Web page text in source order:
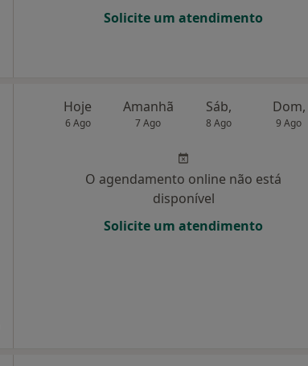
Solicite um atendimento
Hoje
6 Ago
Amanhã
7 Ago
Sáb,
8 Ago
Dom,
9 Ago
O agendamento online não está
disponível
Solicite um atendimento